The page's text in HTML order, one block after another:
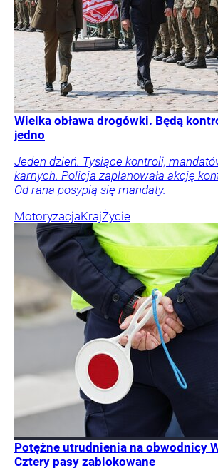
Wielka obława drogówki. Będą
jedno
Jeden dzień. Tysiące kontroli,
karnych. Policja zaplanowała akcję
Od rana posypią się mandaty.
MotoryzacjaKrajŻycie
Potężne utrudnienia na obwodnicy
Cztery pasy zablokowane